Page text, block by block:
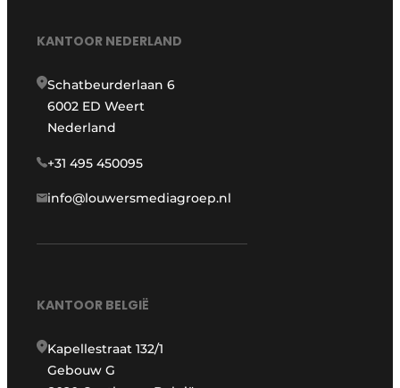
KANTOOR NEDERLAND
Schatbeurderlaan 6
6002 ED Weert
Nederland
+31 495 450095
info@louwersmediagroep.nl
KANTOOR BELGIË
Kapellestraat 132/1
Gebouw G